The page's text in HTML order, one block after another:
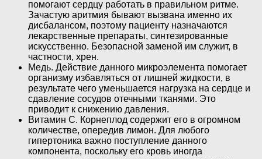
помогают сердцу работать в правильном ритме.
Зачастую аритмия бывают вызвана именно их
дисбалансом, поэтому пациенту назначаются
лекарственные препараты, синтезированные
искусственно. Безопасной заменой им служит, в
частности, хрен.
Медь. Действие данного микроэлемента помогает
организму избавляться от лишней жидкости, в
результате чего уменьшается нагрузка на сердце и
сдавление сосудов отечными тканями. Это
приводит к снижению давления.
Витамин C. Корнеплод содержит его в огромном
количестве, опередив лимон. Для любого
гипертоника важно поступление данного
компонента, поскольку его кровь иногда